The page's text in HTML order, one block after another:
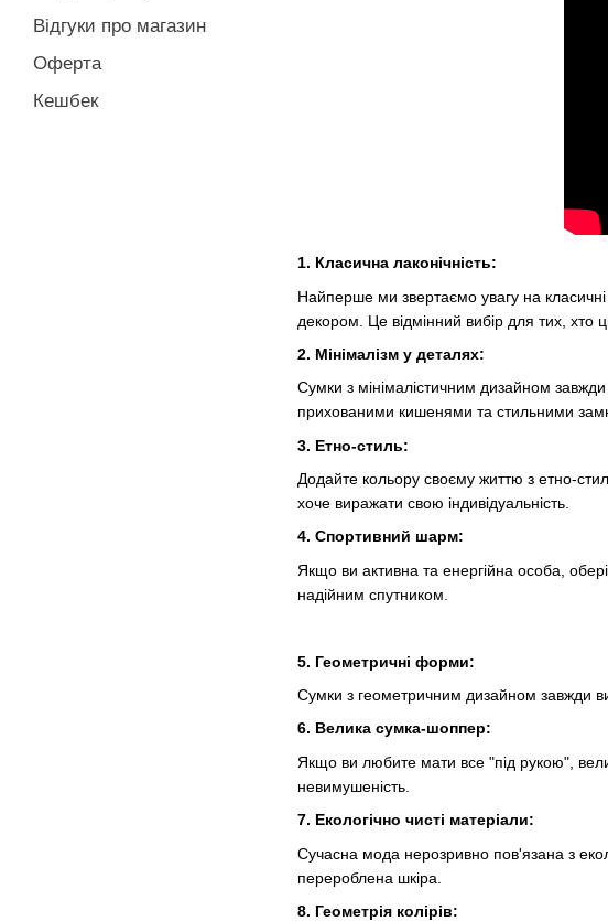
1. Класична лаконічність:
Найперше ми звертаємо увагу на
декором. Це відмінний вибір для тих, хто
2. Мінімалізм у деталях:
Сумки з мінімалістичним дизайном завжди
прихованими кишенями та стильними
3. Етно-стиль:
Додайте кольору своєму життю з етно-
хоче виражати свою індивідуальність.
4. Спортивний шарм:
Якщо ви активна та енергійна особа,
надійним спутником.
5. Геометричні форми:
Сумки з геометричним дизайном завжди
6. Велика сумка-шоппер:
Якщо ви любите мати все "під рукою",
невимушеність.
7. Екологічно чисті матеріали:
Сучасна мода нерозривно пов'язана з
перероблена шкіра.
8. Геометрія колірів:
Відгуки про магазин
Оферта
Кешбек